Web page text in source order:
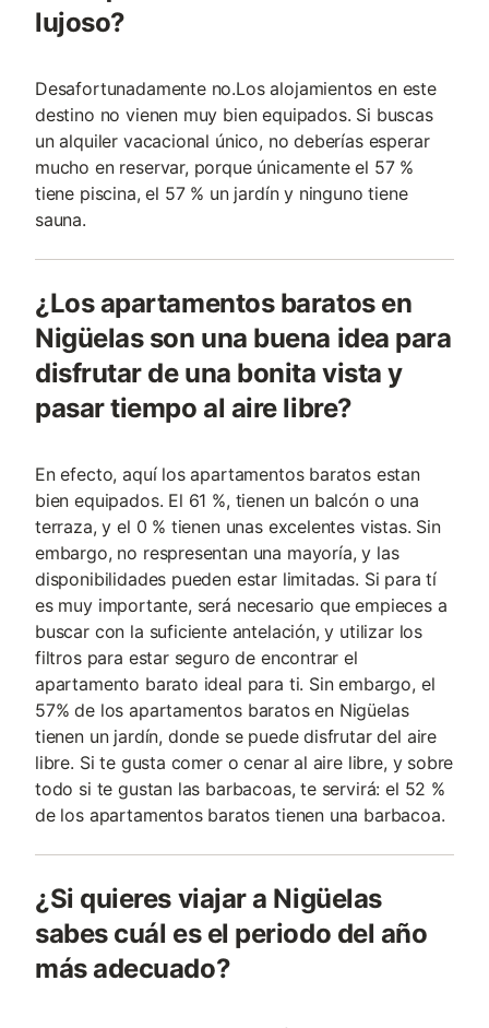
lujoso?
Desafortunadamente no.Los alojamientos en este
destino no vienen muy bien equipados. Si buscas
un alquiler vacacional único, no deberías esperar
mucho en reservar, porque únicamente el 57 %
tiene piscina, el 57 % un jardín y ninguno tiene
sauna.
¿Los apartamentos baratos en
Nigüelas son una buena idea para
disfrutar de una bonita vista y
pasar tiempo al aire libre?
En efecto, aquí los apartamentos baratos estan
bien equipados. El 61 %, tienen un balcón o una
terraza, y el 0 % tienen unas excelentes vistas. Sin
embargo, no respresentan una mayoría, y las
disponibilidades pueden estar limitadas. Si para tí
es muy importante, será necesario que empieces a
buscar con la suficiente antelación, y utilizar los
filtros para estar seguro de encontrar el
apartamento barato ideal para ti. Sin embargo, el
57% de los apartamentos baratos en Nigüelas
tienen un jardín, donde se puede disfrutar del aire
libre. Si te gusta comer o cenar al aire libre, y sobre
todo si te gustan las barbacoas, te servirá: el 52 %
de los apartamentos baratos tienen una barbacoa.
¿Si quieres viajar a Nigüelas
sabes cuál es el periodo del año
más adecuado?